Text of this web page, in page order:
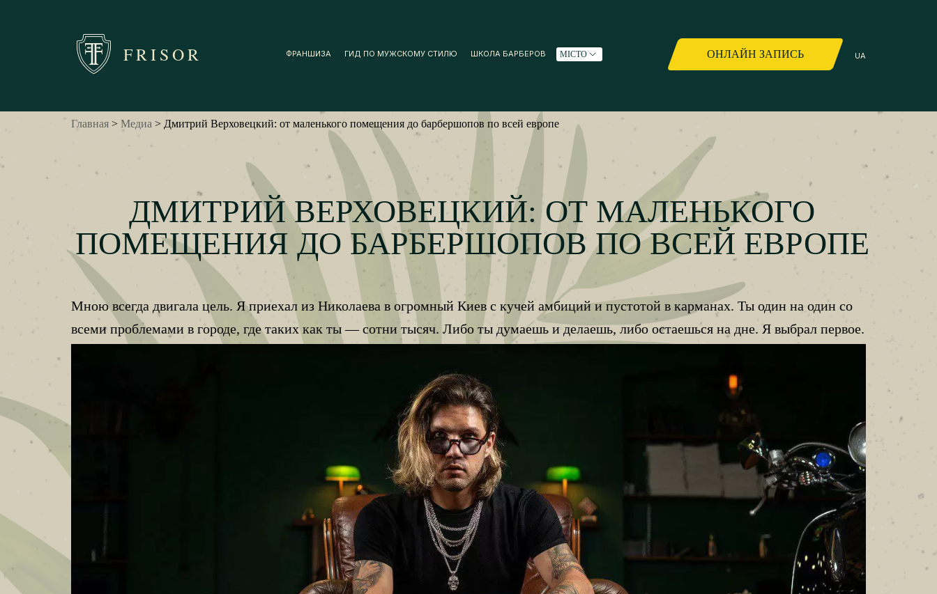
FRISOR МІСТО
ФРАНШИЗА ГИД ПО МУЖСКОМУ СТИЛЮ ШКОЛА БАРБЕРОВ ОНЛАЙН ЗАПИСЬ UA
Главная > Медиа > Дмитрий Верховецкий: от маленького помещения до барбершопов по всей европе
ДМИТРИЙ ВЕРХОВЕЦКИЙ: ОТ МАЛЕНЬКОГО
ПОМЕЩЕНИЯ ДО БАРБЕРШОПОВ ПО ВСЕЙ ЕВРОПЕ
Мною всегда двигала цель. Я приехал из Николаева в огромный Киев с кучей амбиций и пустотой в карманах. Ты один на один со
всеми проблемами в городе, где таких как ты — сотни тысяч. Либо ты думаешь и делаешь, либо остаешься на дне. Я выбрал первое.